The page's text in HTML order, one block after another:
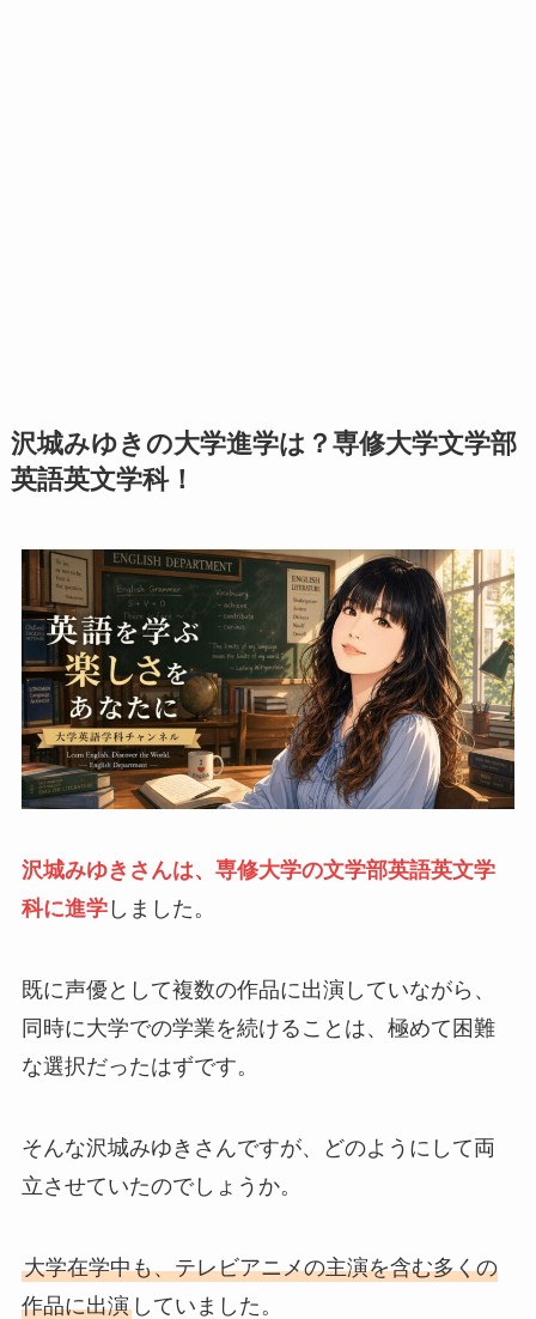
沢城みゆきの大学進学は？専修大学文学部
英語英文学科！
沢城みゆきさんは、専修大学の文学部英語英文学
科に進学しました。
既に声優として複数の作品に出演していながら、
同時に大学での学業を続けることは、極めて困難
な選択だったはずです。
そんな沢城みゆきさんですが、どのようにして両
立させていたのでしょうか。
大学在学中も、テレビアニメの主演を含む多くの
作品に出演していました。